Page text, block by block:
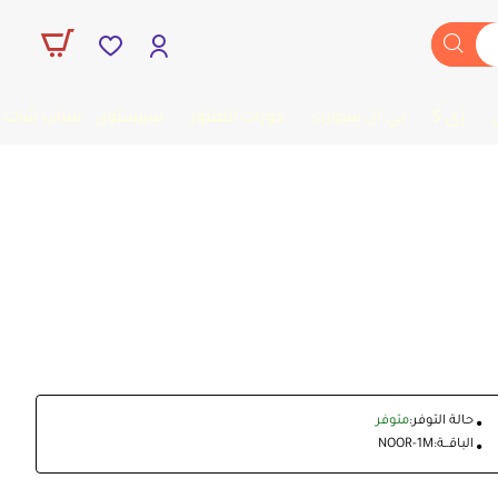
زي 5 بي ان سبورت دورات المنتور سبيستون سناب شات
حالة التوفر:متوفر
الباقــة:NOOR-1M